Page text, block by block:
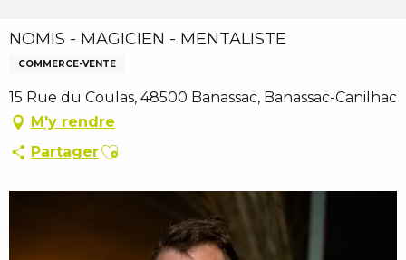
NOMIS - MAGICIEN - MENTALISTE
COMMERCE-VENTE
15 Rue du Coulas, 48500 Banassac, Banassac-Canilhac
M'y rendre
PartagerAjouter aux favoris